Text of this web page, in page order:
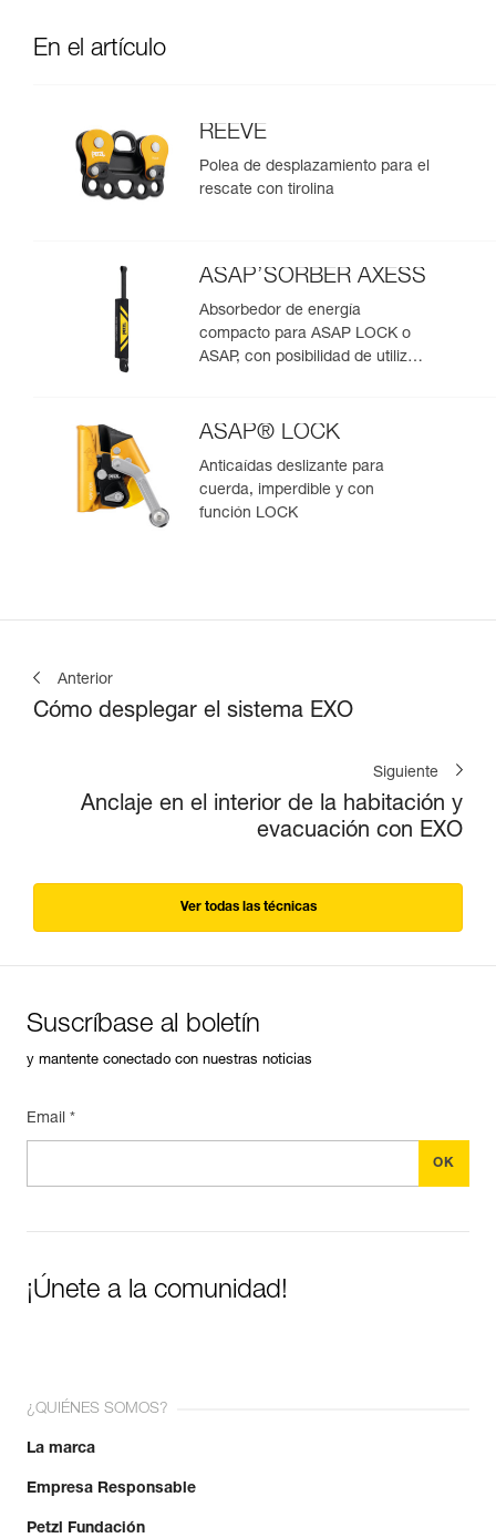
En el artículo
REEVE
Polea de desplazamiento para el
rescate con tirolina
ASAP’SORBER AXESS
Absorbedor de energía
compacto para ASAP LOCK o
ASAP, con posibilidad de utilizar
ASAP® LOCK
Anticaídas deslizante para
cuerda, imperdible y con
función LOCK
Anterior
Cómo desplegar el sistema EXO
Siguiente
Anclaje en el interior de la habitación y
evacuación con EXO
Ver todas las técnicas
Suscríbase al boletín
y mantente conectado con nuestras noticias
Email *
¡Únete a la comunidad!
¿QUIÉNES SOMOS?
La marca
Empresa Responsable
Petzl Fundación